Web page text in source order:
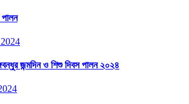
পালন
জন্মদিন ও শিশু দিবস পালন ২০২৪